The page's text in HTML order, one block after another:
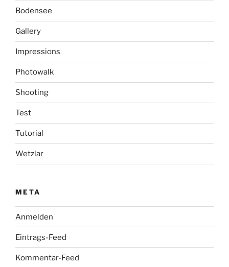
Bodensee
Gallery
Impressions
Photowalk
Shooting
Test
Tutorial
Wetzlar
META
Anmelden
Eintrags-Feed
Kommentar-Feed